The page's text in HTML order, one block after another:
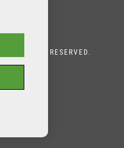
RIGHTS RESERVED.